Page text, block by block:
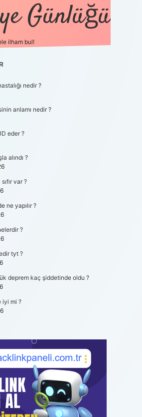
Günlüğü
ilham bul!
nedir ?
anlamı nedir ?
eder ?
alındı ?
var ?
ne yapılır ?
?
tyt ?
deprem kaç şiddetinde oldu ?
iyi mi ?